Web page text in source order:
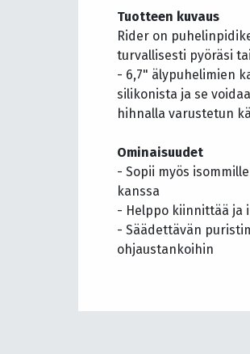
Tuotteen kuvaus
Rider on
turvallisesti pyöräsi
- 6,7" älypuhelimien
silikonista ja se
hihnalla varustetun
Ominaisuudet
- Sopii myös
kanssa
- Helppo kiinnittää ja
- Säädettävän
ohjaustankoihin